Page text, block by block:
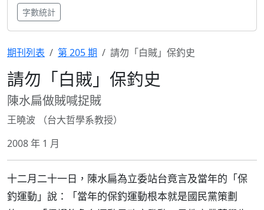
字數統計
期刊列表 第 205 期 請勿「白賊」保釣史
請勿「白賊」保釣史
陳水扁做賊喊捉賊
王曉波 （台大哲學系教授）
2008 年 1 月
十二月二十一日，陳水扁為立委站台竟言及當年的「保
釣運動」說：「當年的保釣運動根本就是國民黨策劃